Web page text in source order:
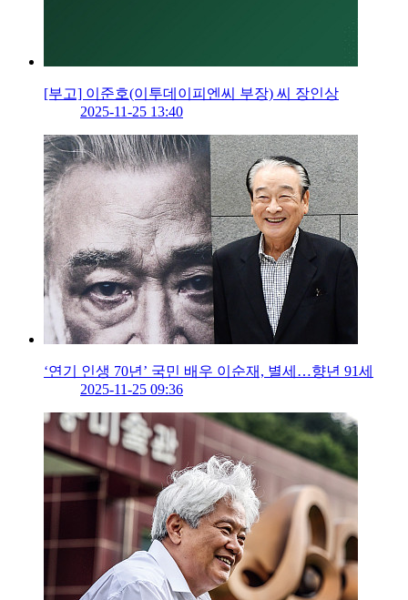
[부고] 이준호(이투데이피엔씨 부장) 씨 장인상
2025-11-25 13:40
‘연기 인생 70년’ 국민 배우 이순재, 별세…향년 91세
2025-11-25 09:36